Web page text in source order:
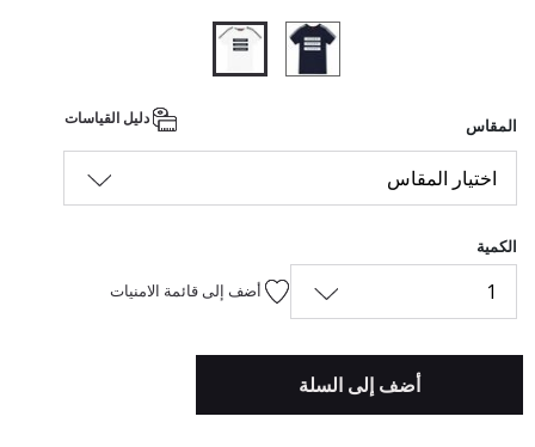
المقاس
اختيار المقاس
الكمية
1 أضف إلى قائمة الامنيات
أضف إلى السلة